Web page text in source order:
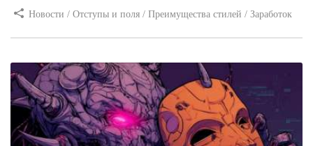
Новости / Отступы и поля / Преимущества стилей / Заработок